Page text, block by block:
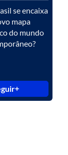
se encaixa
mapa
do mundo